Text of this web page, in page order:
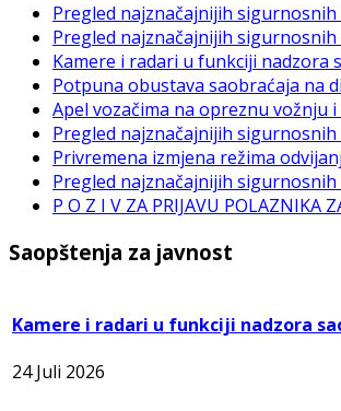
Pregled najznačajnijih sigurnosnih
Pregled najznačajnijih sigurnosnih
Kamere i radari u funkciji nadzora
Potpuna obustava saobraćaja na
Apel vozačima na opreznu vožnju
Pregled najznačajnijih sigurnosnih
Privremena izmjena režima
Pregled najznačajnijih sigurnosnih
P O Z I V ZA PRIJAVU POLAZNIKA
Saopštenja za javnost
Kamere i radari u funkciji nadzora
24 Juli 2026